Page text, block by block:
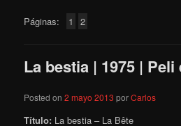
Páginas: 1 2
La bestia | 1975 |
Posted on2 mayo 2013 porCarlos
Título: La bestia – La Bête